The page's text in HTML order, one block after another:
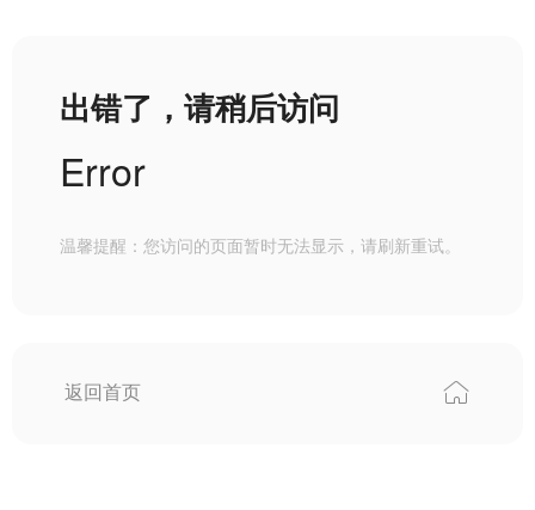
出错了，请稍后访问
Error
温馨提醒：您访问的页面暂时无法显示，请刷新重试。
返回首页